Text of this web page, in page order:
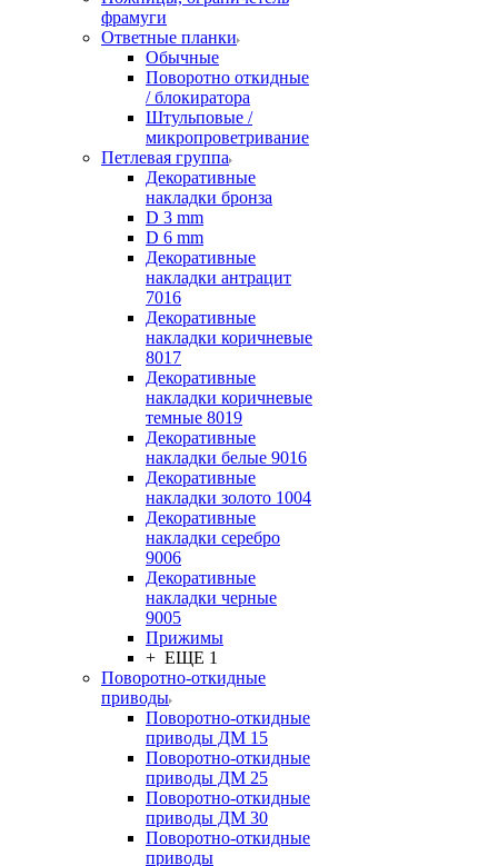
фрамуги
Ответные планки
Обычные
Поворотно откидные
/ блокиратора
Штульповые /
микропроветривание
Петлевая группа
Декоративные
накладки бронза
D 3 mm
D 6 mm
Декоративные
накладки антрацит
7016
Декоративные
накладки коричневые
8017
Декоративные
накладки коричневые
темные 8019
Декоративные
накладки белые 9016
Декоративные
накладки золото 1004
Декоративные
накладки серебро
9006
Декоративные
накладки черные
9005
Прижимы
+ ЕЩЕ 1
Поворотно-откидные
приводы
Поворотно-откидные
приводы ДМ 15
Поворотно-откидные
приводы ДМ 25
Поворотно-откидные
приводы ДМ 30
Поворотно-откидные
приводы